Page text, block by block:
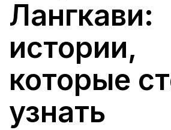
Лангкави:
истории,
которые
узнать